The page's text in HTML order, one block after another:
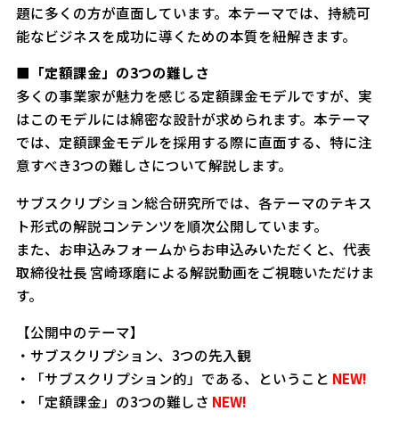
題に多くの方が直面しています。本テーマでは、持続可
能なビジネスを成功に導くための本質を紐解きます。
■「定額課金」の3つの難しさ
多くの事業家が魅力を感じる定額課金モデルですが、実
はこのモデルには綿密な設計が求められます。本テーマ
では、定額課金モデルを採用する際に直面する、特に注
意すべき3つの難しさについて解説します。
サブスクリプション総合研究所では、各テーマのテキス
ト形式の解説コンテンツを順次公開しています。
また、お申込みフォームからお申込みいただくと、代表
取締役社長 宮崎琢磨による解説動画をご視聴いただけま
す。
【公開中のテーマ】
・サブスクリプション、3つの先入観
・「サブスクリプション的」である、ということ NEW!
・「定額課金」の3つの難しさ NEW!